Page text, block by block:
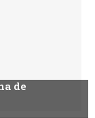
de